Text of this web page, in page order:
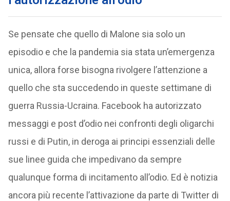
Se pensate che quello di Malone sia solo un
episodio e che la pandemia sia stata un’emergenza
unica, allora forse bisogna rivolgere l’attenzione a
quello che sta succedendo in queste settimane di
guerra Russia-Ucraina. Facebook ha autorizzato
messaggi e post d’odio nei confronti degli oligarchi
russi e di Putin, in deroga ai principi essenziali delle
sue linee guida che impedivano da sempre
qualunque forma di incitamento all’odio. Ed è notizia
ancora più recente l’attivazione da parte di Twitter di